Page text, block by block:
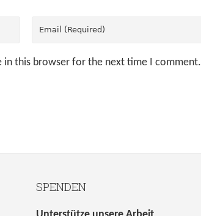
in this browser for the next time I comment.
SPENDEN